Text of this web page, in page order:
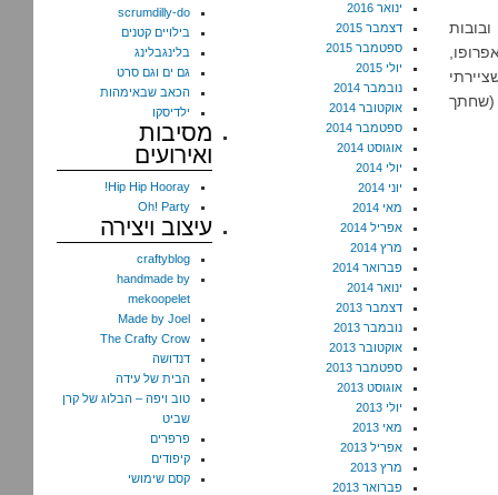
(שחתך
ינואר 2016
דצמבר 2015
ספטמבר 2015
יולי 2015
נובמבר 2014
אוקטובר 2014
ספטמבר 2014
אוגוסט 2014
יולי 2014
יוני 2014
מאי 2014
אפריל 2014
מרץ 2014
פברואר 2014
ינואר 2014
דצמבר 2013
נובמבר 2013
אוקטובר 2013
ספטמבר 2013
אוגוסט 2013
יולי 2013
מאי 2013
אפריל 2013
מרץ 2013
פברואר 2013
scrumdilly-do
בילויים קטנים
בלינגבלינג
גם ים וגם סרט
הכאב שבאימהות
ילדיסקו
מסיבות
ואירועים
Hip Hip Hooray!
Oh! Party
עיצוב ויצירה
craftyblog
handmade by
mekoopelet
Made by Joel
The Crafty Crow
דנדושה
הבית של עידה
טוב ויפה – הבלוג של קרן
שביט
פרפרים
קיפודים
קסם שימושי